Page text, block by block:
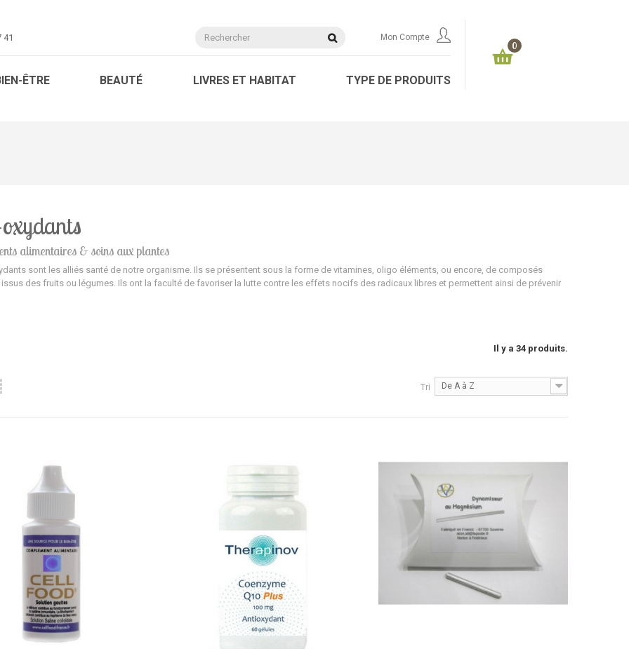
41 Mon Compte
ÊTRE BEAUTÉ LIVRES ET HABITAT TYPE DE PRODUITS
0
alimentaires & soins aux plantes
sont les alliés santé de notre organisme. Ils se présentent sous la forme de vitamines, oligo éléments, ou encore, de composés
des fruits ou légumes. Ils ont la faculté de favoriser la lutte contre les effets nocifs des radicaux libres et permettent ainsi de prévenir
Il y a 34 produits.
Tri De A à Z